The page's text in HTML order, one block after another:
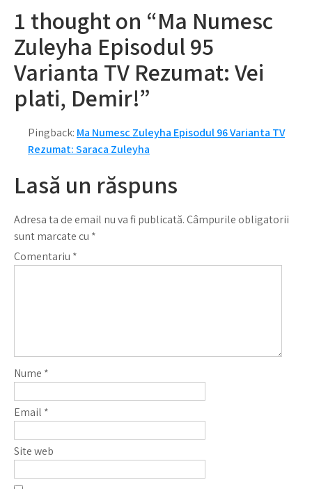
1 thought on “Ma Numesc
Zuleyha Episodul 95
Varianta TV Rezumat: Vei
plati, Demir!”
Pingback: Ma Numesc Zuleyha Episodul 96 Varianta TV
Rezumat: Saraca Zuleyha
Lasă un răspuns
Adresa ta de email nu va fi publicată.Câmpurile obligatorii
sunt marcate cu *
Comentariu *
Nume *
Email *
Site web